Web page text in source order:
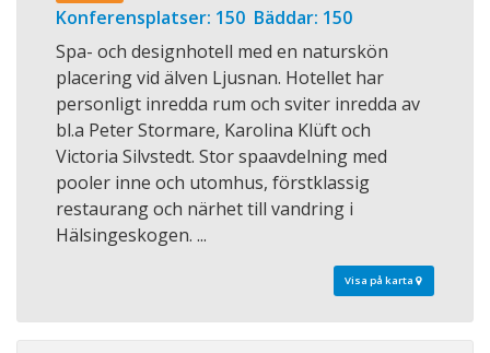
Konferensplatser: 150 Bäddar: 150
Spa- och designhotell med en naturskön
placering vid älven Ljusnan. Hotellet har
personligt inredda rum och sviter inredda av
bl.a Peter Stormare, Karolina Klüft och
Victoria Silvstedt. Stor spaavdelning med
pooler inne och utomhus, förstklassig
restaurang och närhet till vandring i
Hälsingeskogen. ...
Visa på karta